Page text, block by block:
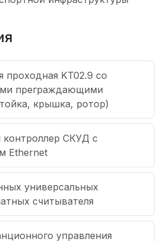
проходная KT02.9 со
преграждающими
крышка, ротор)
контроллер СКУД с
Ethernet
универсальных
считывателя
управления